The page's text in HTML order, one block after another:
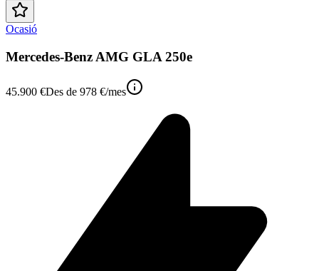
Ocasió
Mercedes-Benz AMG GLA 250e
45.900 €Des de 978 €/mes